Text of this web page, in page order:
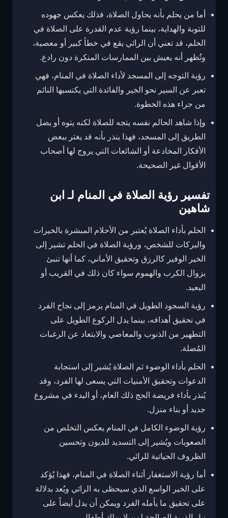
أما من يحلم بأنه يحاول الصلاة، فذلك يعكس جهوده
للتوبة والهداية، بينما رؤية عدم القدرة على الصلاة في
الحلم، قد تعني أن الرائي يقع في خطأ كبير أو معصية،
وتُظهر أنه يعيش بين الممارسات المنكرة دون رادع.
رؤية التوجه إلى المسجد لأداء الصلاة في المنام، فهي
تعبر عن السير نحو الخير والفائدة التي يكتسبها النائم
من جراء هذه الخطوة.
وإذا شاهد الحالم نفسه يتجه للصلاة لكنه يتوه أو يضل
الطريق إلى المسجد، فهذا ينذر بأنه قد يغتر ببعض
الأفكار المخادعة أو الشائعات التي يروج لها أصحاب
الأقوال غير الصحيحة.
تفسير رؤية الصلاة في المنام لـ ابن
شاهين
الحلم بأداء الصلاة يُعتبر من الأحلام المبشرة بالخيرات
والبركات للشخص، ورؤية الصلاة في الحلم تشير إلى
الخير الوفير كالرزق وتحقيق الأماني، كما أنها تنبئ
بزوال الكرب والهموم سواء كان ذلك في القريب أو
البعيد.
رؤية السجود الطويل في المنام يرمز إلى نجاح الفرد
في تحقيق أهدافه، بينما يدل الركوع الطويل على
التطهير من الذنوب والمعاصي والابتعاد عن الرغبات
المُضلة.
الحلم بأداء الوضوء ثم الصلاة يُشير إلى استجابة
الدعوات وتحقيق الأمنيات التي يسعى لها الفرد، وقد
يُنذر بأداء فريضة الحج ذلك العام، أو البدء في مشروع
جديد أو بناء منزل.
رؤية الوضوء الكامل في المنام يعكس التخلص من
الصعوبات ويُشير إلى التسديد للديون وتحسين
الظروف الحياتية للرائي.
أما رؤية الاستغفار أثناء الصلاة في المنام، فهذا يُؤكد
على الخير الواسع الذي سيحظى به الرائي ويُعد بدلالة
على تحقيق ما يأمله الفرد ويمكن أن يدل أيضاً على